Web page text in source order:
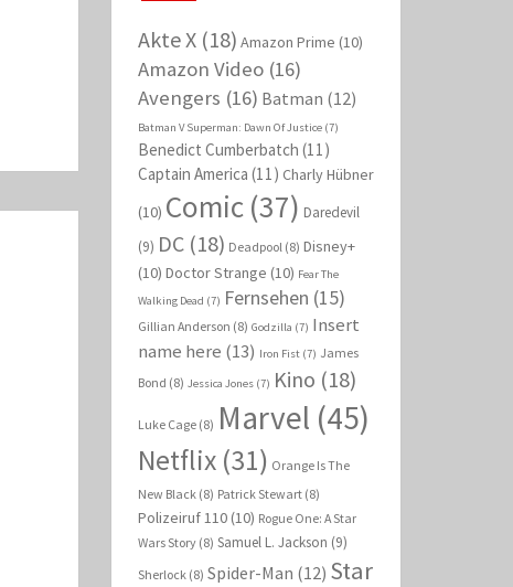
Akte X(18) Amazon Prime (10)
Amazon Video(16)
Avengers (16) Batman (12)
Batman V Superman: Dawn Of Justice(7)
Benedict Cumberbatch (11)
Captain America (11) Charly Hübner
(10) Comic(37) Daredevil
(9) DC(18) Deadpool(8) Disney+
(10) Doctor Strange (10) Fear The
Walking Dead (7) Fernsehen (15)
Gillian Anderson (8) Godzilla (7) Insert
name here (13) Iron Fist(7) James
Bond (8) Jessica Jones(7) Kino (18)
Luke Cage(8) Marvel (45)
Netflix(31) Orange Is The
New Black(8) Patrick Stewart(8)
Polizeiruf 110(10) Rogue One: A Star
Wars Story(8) Samuel L. Jackson (9)
Sherlock(8) Spider-Man (12) Star